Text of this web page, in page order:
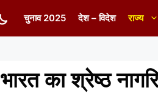
चुनाव 2025 देश – विदेश राज्य
का श्रेष्ठ